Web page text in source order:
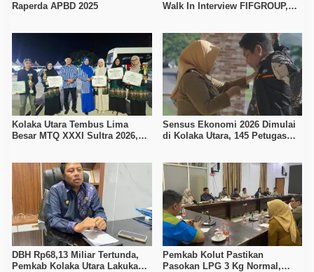
Raperda APBD 2025
Walk In Interview FIFGROUP,
Kolaka Utara Tembus Lima
Besar MTQ XXXI Sultra 2026,
Sensus Ekonomi 2026 Dimulai
di Kolaka Utara, 145 Petugas
DBH Rp68,13 Miliar Tertunda,
Pemkab Kolaka Utara Lakukan
Pemkab Kolut Pastikan
Pasokan LPG 3 Kg Normal,